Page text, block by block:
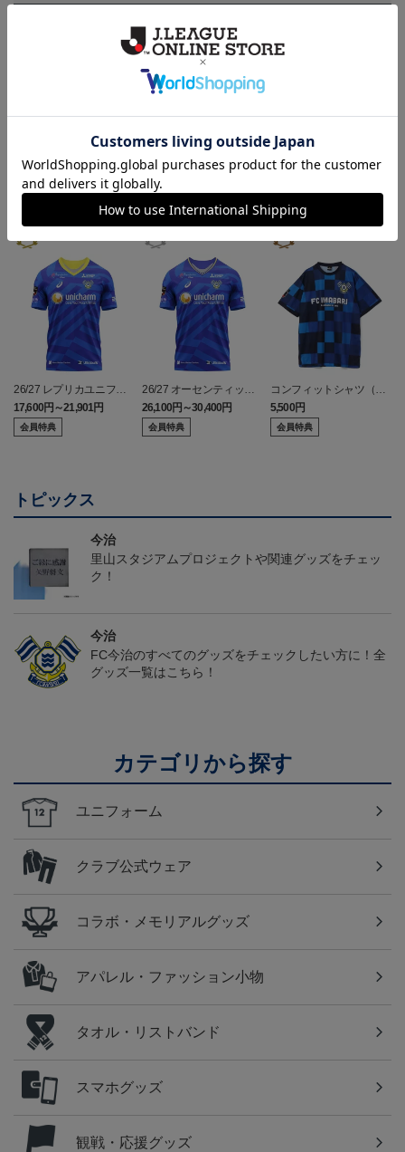
ギフト対応について
ランキング
26/27 レプリカユニフォ
ーム(FP1st)
17,600円～21,901円
会員特典
26/27 オーセンティック
ユニフォーム(FP1st)
26,100円～30,400円
会員特典
コンフィットシャツ（20
26SP）
5,500円
会員特典
トピックス
今治
里山スタジアムプロジェクトや関連グッズをチェッ
ク！
今治
FC今治のすべてのグッズをチェックしたい方に！全
グッズ一覧はこちら！
カテゴリから探す
ユニフォーム
クラブ公式ウェア
コラボ・メモリアルグッズ
アパレル・ファッション小物
タオル・リストバンド
スマホグッズ
観戦・応援グッズ